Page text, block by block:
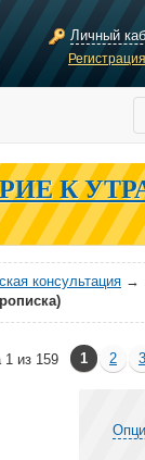
Личный
К
консультация →
1 из 159 1 2 3